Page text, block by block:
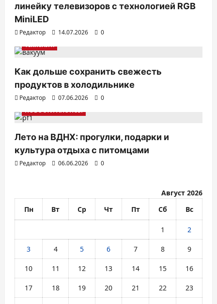
о
з
а
п
и
с
я
м
линейку телевизоров с технологией RGB
MiniLED
Редактор 14.07.2026
0
ТехноХит.
Как дольше сохранить свежесть
продуктов в холодильнике
Редактор 07.06.2026
0
НОВОСТИ АНОНСЫ
Лето на ВДНХ: прогулки, подарки и
культура отдыха с питомцами
Редактор 06.06.2026 0
Август 2026
Пн
Вт Ср Чт Пт Сб Вс
1 2
3 4 5 6 7 8 9
10 11 12 13 14 15 16
17 18 19 20 21 22 23